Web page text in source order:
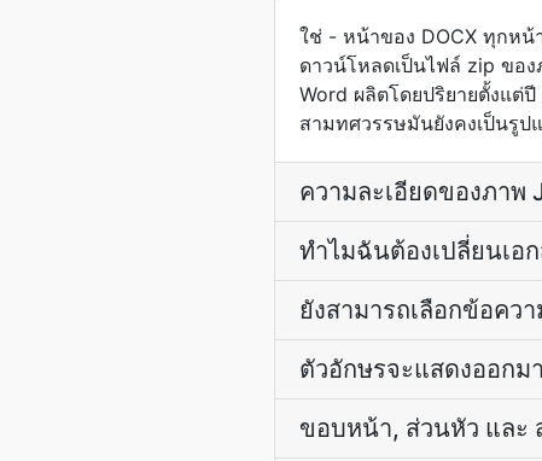
ใช่ - หน้าของ DOCX ทุกหน้
ดาวน์โหลดเป็นไฟล์ zip ขอ
Word ผลิตโดยปริยายตั้งแต่
สามทศวรรษมันยังคงเป็นรู
ความละเอียดของภาพ
ทำไมฉันต้องเปลี่ยนเอ
ยังสามารถเลือกข้อคว
ตัวอักษรจะแสดงออกม
ขอบหน้า, ส่วนหัว และ